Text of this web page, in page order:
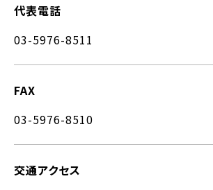
代表電話
03-5976-8511
FAX
03-5976-8510
交通アクセス